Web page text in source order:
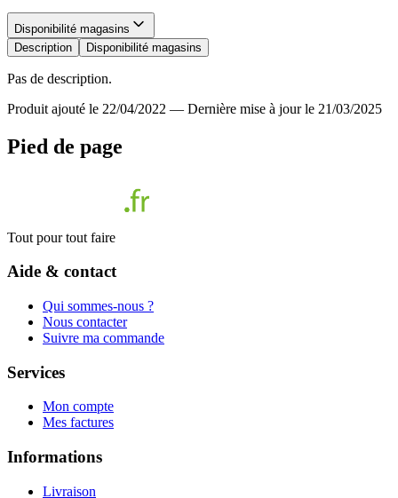
Disponibilité magasins
Description
Disponibilité magasins
Pas de description.
Produit ajouté le 22/04/2022 — Dernière mise à jour le 21/03/2025
Pied de page
Tout pour tout faire
Aide & contact
Qui sommes-nous ?
Nous contacter
Suivre ma commande
Services
Mon compte
Mes factures
Informations
Livraison